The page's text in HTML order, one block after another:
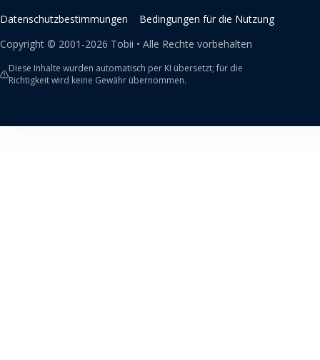
Datenschutzbestimmungen
Bedingungen für die Nutzung
Copyright © 2001-2026 Tobii • Alle Rechte vorbehalten
Diese Inhalte wurden automatisch per KI übersetzt; für die
Richtigkeit wird keine Gewähr übernommen.